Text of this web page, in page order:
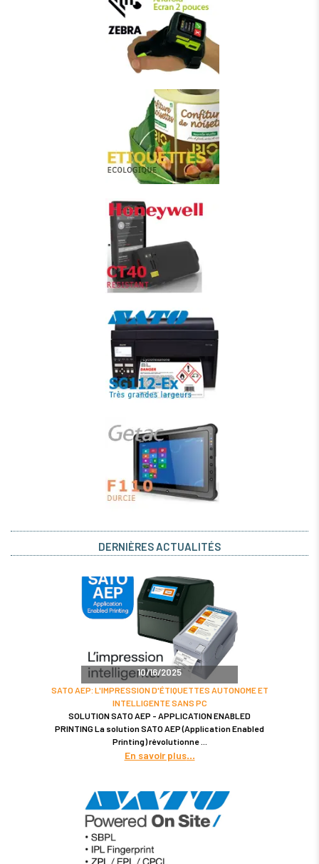
DERNIÈRES ACTUALITÉS
10/16/2025
SATO AEP: L'IMPRESSION D'ÉTIQUETTES AUTONOME ET
INTELLIGENTE SANS PC
SOLUTION SATO AEP - APPLICATION ENABLED
PRINTING La solution SATO AEP (Application Enabled
Printing) révolutionne
En savoir plus